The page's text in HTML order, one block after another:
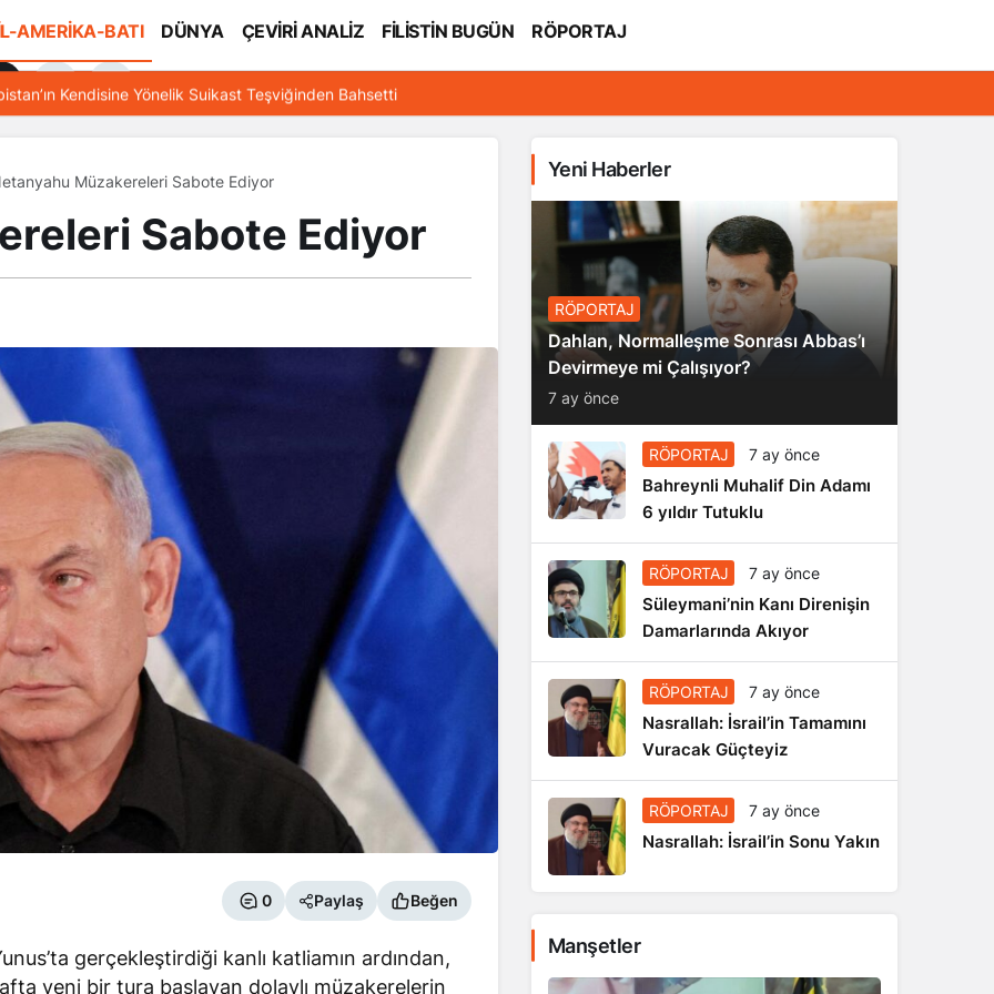
AMERİKA-BATI DÜNYA ÇEVİRİ ANALİZ FİLİSTİN BUGÜN RÖPORTAJ
Kendisine Yönelik Suikast Teşviğinden Bahsetti
Müzakereleri Sabote Ediyor
Sabote Ediyor
0 Paylaş Beğen
gerçekleştirdiği kanlı katliamın ardından,
yeni bir tura başlayan dolaylı müzakerelerin
Yeni Haberler
RÖPORTAJ
Dahlan, Normalleşme Sonrası Abbas’ı
Devirmeye mi Çalışıyor?
7 ay önce
RÖPORTAJ 7 ay önce
Bahreynli Muhalif Din Adamı
6 yıldır Tutuklu
RÖPORTAJ 7 ay önce
Süleymani’nin Kanı Direnişin
Damarlarında Akıyor
RÖPORTAJ 7 ay önce
Nasrallah: İsrail’in Tamamını
Vuracak Güçteyiz
RÖPORTAJ 7 ay önce
Nasrallah: İsrail’in Sonu Yakın
Manşetler